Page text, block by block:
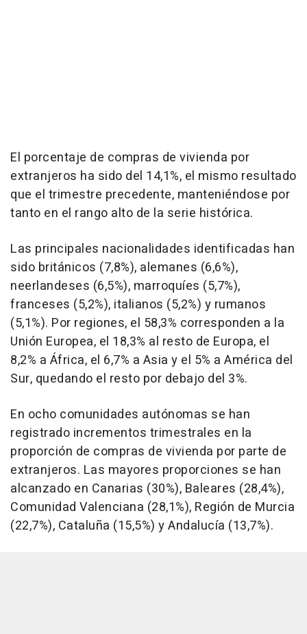
El porcentaje de compras de vivienda por
extranjeros ha sido del 14,1%, el mismo resultado
que el trimestre precedente, manteniéndose por
tanto en el rango alto de la serie histórica.
Las principales nacionalidades identificadas han
sido británicos (7,8%), alemanes (6,6%),
neerlandeses (6,5%), marroquíes (5,7%),
franceses (5,2%), italianos (5,2%) y rumanos
(5,1%). Por regiones, el 58,3% corresponden a la
Unión Europea, el 18,3% al resto de Europa, el
8,2% a África, el 6,7% a Asia y el 5% a América del
Sur, quedando el resto por debajo del 3%.
En ocho comunidades autónomas se han
registrado incrementos trimestrales en la
proporción de compras de vivienda por parte de
extranjeros. Las mayores proporciones se han
alcanzado en Canarias (30%), Baleares (28,4%),
Comunidad Valenciana (28,1%), Región de Murcia
(22,7%), Cataluña (15,5%) y Andalucía (13,7%).